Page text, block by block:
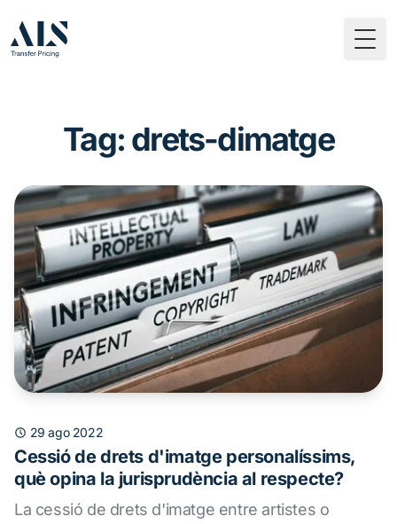
Tag: drets-dimatge
29 ago 2022
Cessió de drets d'imatge personalíssims,
què opina la jurisprudència al respecte?
La cessió de drets d'imatge entre artistes o